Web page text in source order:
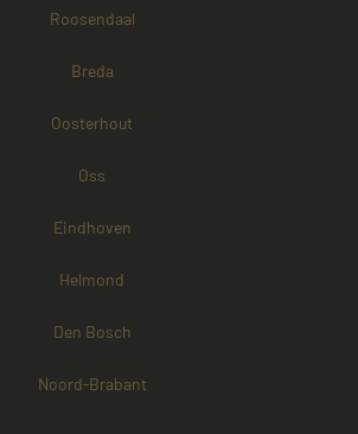
Roosendaal
Breda
Oosterhout
Oss
Eindhoven
Helmond
Den Bosch
Noord-Brabant